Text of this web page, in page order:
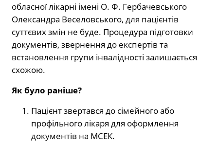
обласної лікарні імені О. Ф. Гербачевського
Олександра Веселовського, для пацієнтів
суттєвих змін не буде. Процедура підготовки
документів, звернення до експертів та
встановлення групи інвалідності залишається
схожою.
Як було раніше?
Пацієнт звертався до сімейного або
профільного лікаря для оформлення
документів на МСЕК.